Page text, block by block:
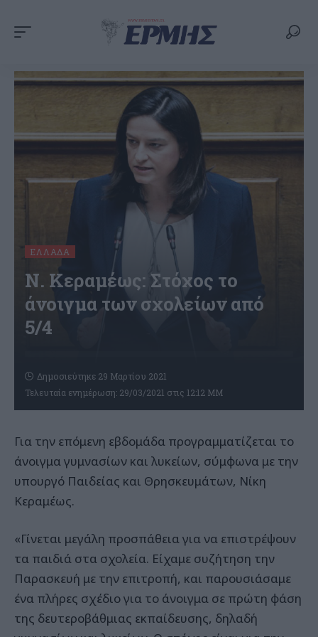
ΕΛΛΆΔΑ
Ν. Κεραμέως: Στόχος το
άνοιγμα των σχολείων από
5/4
Τελευταία ενημέρωση: 29/03/2021 στις 12:12 ΜΜ
Δημοσιεύτηκε 29 Μαρτίου 2021
Για την επόμενη εβδομάδα προγραμματίζεται το
άνοιγμα γυμνασίων και λυκείων, σύμφωνα με την
υπουργό Παιδείας και Θρησκευμάτων, Νίκη
Κεραμέως.
«Γίνεται μεγάλη προσπάθεια για να επιστρέψουν
τα παιδιά στα σχολεία. Είχαμε συζήτηση την
Παρασκευή με την επιτροπή, και παρουσιάσαμε
ένα πλήρες σχέδιο για το άνοιγμα σε πρώτη φάση
της δευτεροβάθμιας εκπαίδευσης, δηλαδή